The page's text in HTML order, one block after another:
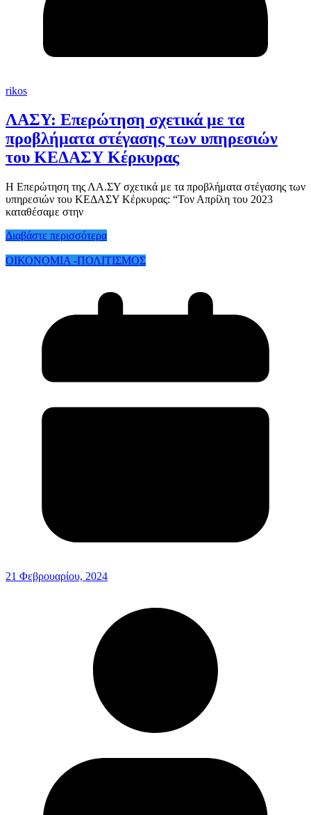
rikos
ΛΑΣΥ: Επερώτηση σχετικά με τα
προβλήματα στέγασης των υπηρεσιών
του ΚΕΔΑΣΥ Κέρκυρας
Η Επερώτηση της ΛΑ.ΣΥ σχετικά με τα προβλήματα στέγασης των
υπηρεσιών του ΚΕΔΑΣΥ Κέρκυρας: “Τον Απρίλη του 2023
καταθέσαμε στην
Διαβάστε περισσότερα
ΟΙΚΟΝΟΜΙΑ -ΠΟΛΙΤΙΣΜΟΣ
21 Φεβρουαρίου, 2024